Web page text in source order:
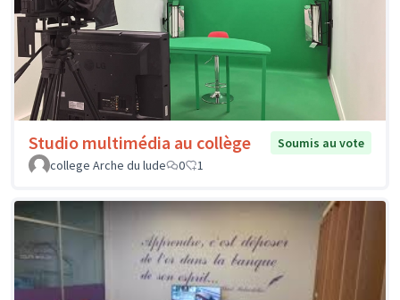
Studio multimédia au collège
Soumis au vote
college Arche du lude
0 1